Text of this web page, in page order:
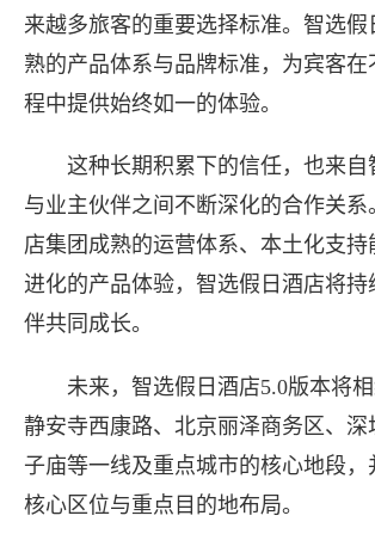
来越多旅客的重要选择标准。智选假
熟的产品体系与品牌标准，为宾客在
程中提供始终如一的体验。
这种长期积累下的信任，也来自
与业主伙伴之间不断深化的合作关系
店集团成熟的运营体系、本土化支持
进化的产品体验，智选假日酒店将持
伴共同成长。
未来，智选假日酒店5.0版本将
静安寺西康路、北京丽泽商务区、深
子庙等一线及重点城市的核心地段，
核心区位与重点目的地布局。